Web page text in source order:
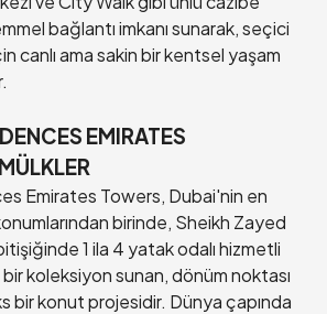
bağlantı imkanı sunarak, seçici
canlı ama sakin bir kentsel yaşam
EMIRATES
Emirates Towers, Dubai'nin en
birinde, Sheikh Zayed
1 ila 4 yatak odalı hizmetli
koleksiyon sunan, dönüm noktası
bir konut projesidir. Dünya çapında